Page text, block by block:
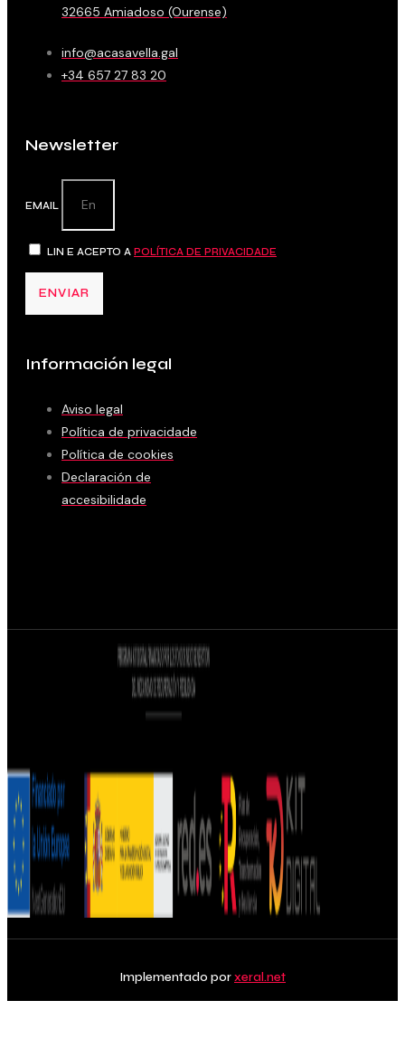
32665 Amiadoso (Ourense)
info@acasavella.gal
+34 657 27 83 20
Newsletter
EMAIL
LIN E ACEPTO A POLÍTICA DE PRIVACIDADE
ENVIAR
Información legal
Aviso legal
Política de privacidade
Política de cookies
Declaración de
accesibilidade
Implementado porxeral.net